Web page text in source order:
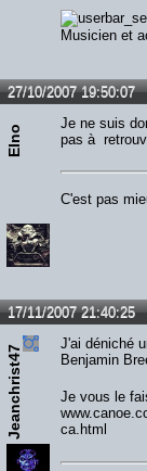
Musicien et
27/10/2007 19:50:07
Elno
Je ne suis
pas à
C'est pas
17/11/2007 21:40:25
Jeanchrist47
J'ai déniché
Benjamin
Je vous le
ca.html